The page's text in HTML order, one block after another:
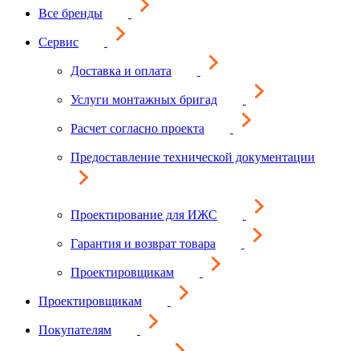
Все бренды
Сервис
Доставка и оплата
Услуги монтажных бригад
Расчет согласно проекта
Предоставление технической документации
Проектирование для ИЖС
Гарантия и возврат товара
Проектировщикам
Проектировщикам
Покупателям